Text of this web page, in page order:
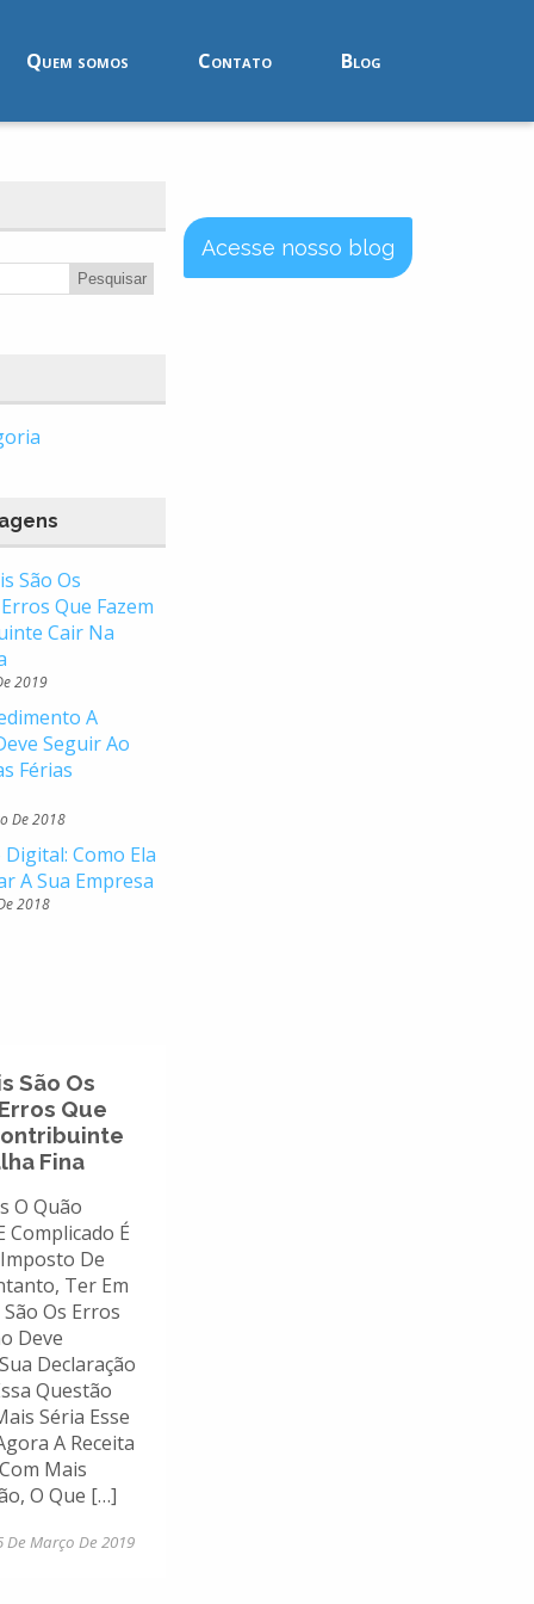
Quem somos Contato Blog
São Os
Que Fazem
Cair Na
2019
A
Seguir Ao
Férias
De 2018
Como Ela
A Sua Empresa
2018
São Os
Que
Fina
O Quão
Complicado É
De
Ter Em
Os Erros
Deve
Declaração
Questão
Séria Esse
A Receita
Mais
O Que […]
Março De 2019
Acesse nosso blog